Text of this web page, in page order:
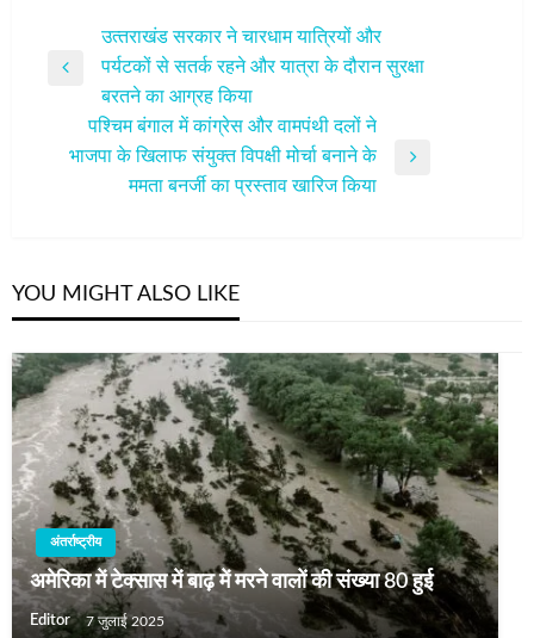
नेविगेशन
उत्‍तराखंड सरकार ने चारधाम यात्रियों और
पर्यटकों से सतर्क रहने और यात्रा के दौरान सुरक्षा
बरतने का आग्रह किया
पश्चिम बंगाल में कांग्रेस और वामपंथी दलों ने
भाजपा के खिलाफ संयुक्त विपक्षी मोर्चा बनाने के
ममता बनर्जी का प्रस्‍ताव खारिज किया
YOU MIGHT ALSO LIKE
अंतर्राष्ट्रीय
अमेरिका में टेक्सास में बाढ़ में मरने वालों की संख्या 80 हुई
Editor 7 जुलाई 2025